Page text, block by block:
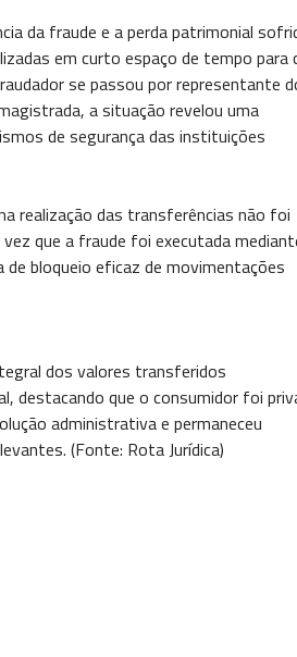
da fraude e a perda patrimonial
em curto espaço de tempo para
se passou por representante
a situação revelou uma
de segurança das instituições
realização das transferências não foi
que a fraude foi executada
bloqueio eficaz de movimentações
dos valores transferidos
destacando que o consumidor foi
administrativa e permaneceu
(Fonte: Rota Jurídica)